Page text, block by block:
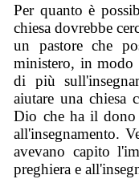
Per quanto è
chiesa dovrebbe
un pastore che
ministero, in modo
di più
aiutare una chiesa
Dio che ha il dono
all'insegnamento.
avevano capito
preghiera e